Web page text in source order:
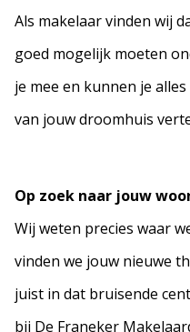
Als makelaar vinden wij
goed mogelijk moeten
je mee en kunnen je
van jouw droomhuis
Op zoek naar jouw
Wij weten precies waar
vinden we jouw nieuwe
juist in dat bruisende
bij De Franeker